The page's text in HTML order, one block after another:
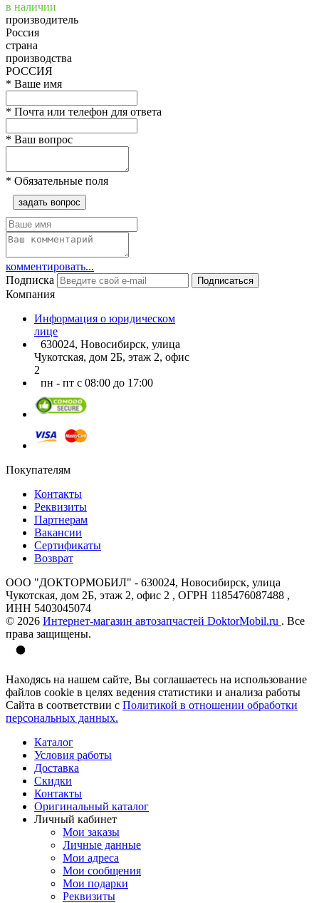
в наличии
производитель
Россия
страна
производства
РОССИЯ
* Ваше имя
* Почта или телефон для ответа
* Ваш вопрос
* Обязательные поля
задать вопрос
комментировать...
Подписка
Подписаться
Компания
Информация о юридическом
лице
630024, Новосибирск, улица
Чукотская, дом 2Б, этаж 2, офис
2
пн - пт с 08:00 до 17:00
Покупателям
Контакты
Реквизиты
Партнерам
Вакансии
Сертификаты
Возврат
ООО "ДОКТОРМОБИЛ" - 630024, Новосибирск, улица
Чукотская, дом 2Б, этаж 2, офис 2 , ОГРН 1185476087488 ,
ИНН 5403045074
© 2026 Интернет-магазин автозапчастей DoktorMobil.ru . Все
права защищены.
Находясь на нашем сайте, Вы соглашаетесь на использование
файлов cookie в целях ведения статистики и анализа работы
Сайта в соответствии с Политикой в отношении обработки
персональных данных.
Каталог
Условия работы
Доставка
Скидки
Контакты
Оригинальный каталог
Личный кабинет
Мои заказы
Личные данные
Мои адреса
Мои сообщения
Мои подарки
Реквизиты